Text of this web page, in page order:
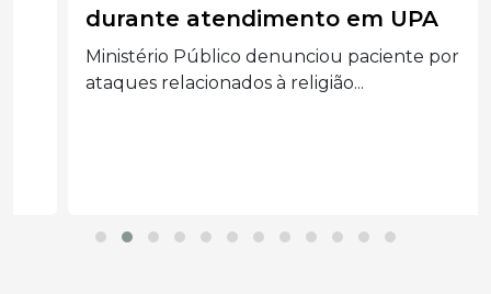
durante atendimento em UPA
Ministério Público denunciou paciente por
ataques relacionados à religião...